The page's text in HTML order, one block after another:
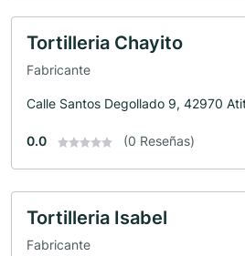
Tortilleria Chayito
Fabricante
Calle Santos Degollado 9, 42970
0.0 (0 Reseñas)
Tortilleria Isabel
Fabricante